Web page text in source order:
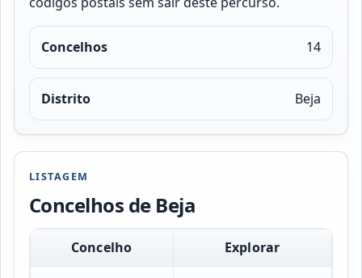
Concelhos 14
Distrito Beja
LISTAGEM
Concelhos de Beja
Concelho Explorar